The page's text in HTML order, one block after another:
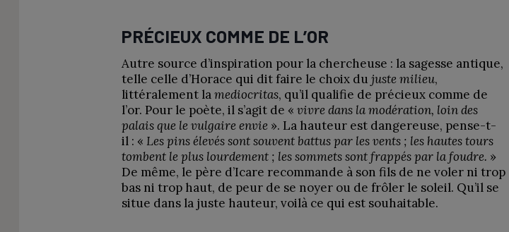
PRÉCIEUX COMME DE L’OR
Autre source d’inspiration pour la chercheuse : la sagesse antique,
telle celle d’Horace qui dit faire le choix du juste milieu,
littéralement lamediocritas, qu’il qualifie de précieux comme de
l’or. Pour le poète, il s’agit de « vivre dans la modération, loin des
palais que le vulgaire envie ». La hauteur est dangereuse, pense-t-
il : « Les pins élevés sont souvent battus par les vents ; les hautes tours
tombent le plus lourdement ; les sommets sont frappés par la foudre. »
De même, le père d’Icare recommande à son fils de ne voler ni trop
bas ni trop haut, de peur de se noyer ou de frôler le soleil. Qu’il se
situe dans la juste hauteur, voilà ce qui est souhaitable.